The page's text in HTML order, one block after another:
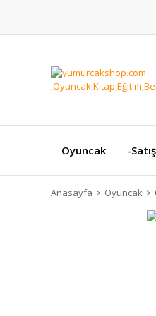
Oyuncak -
Anasayfa Oyuncak